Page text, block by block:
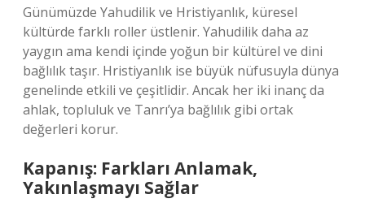
Günümüzde Yahudilik ve Hristiyanlık, küresel
kültürde farklı roller üstlenir. Yahudilik daha az
yaygın ama kendi içinde yoğun bir kültürel ve dini
bağlılık taşır. Hristiyanlık ise büyük nüfusuyla dünya
genelinde etkili ve çeşitlidir. Ancak her iki inanç da
ahlak, topluluk ve Tanrı’ya bağlılık gibi ortak
değerleri korur.
Kapanış: Farkları Anlamak,
Yakınlaşmayı Sağlar